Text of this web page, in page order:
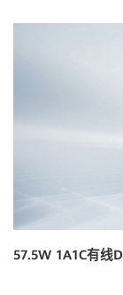
57.5W 1A1C有线